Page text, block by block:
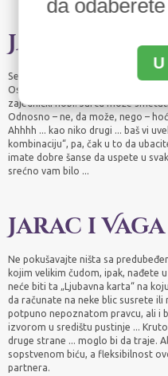
Jarac i
Seksualne privlačnosti nema
Osim, naravno, ako ne žrtvujete
zajednički hobi. Jarcu može
Odnosno – ne, da može, nego –
Ahhhh ... kao niko drugi ... baš vi
kombinaciju“, pa, čak u to da
imate dobre šanse da uspete u
srećno vam bilo ...
Jarac i Vaga
Ne pokušavajte ništa sa
kojim velikim čudom, ipak, nađete
neće biti ta „Ljubavna karta“ na
da računate na neke blic susrete
potpuno nepoznatom pravcu, ali i
izvorom u središtu pustinje ...
druge strane ... moglo bi da traje.
sopstvenom biću, a fleksibilnost
partnera.
da